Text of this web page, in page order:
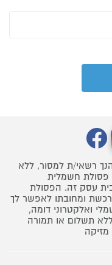
רשאי/ת למסור, ללא
חשמלית
עסק זה. הפסולת
ומחובתו לאפשר לך
ואלקטרוני דומה,
תשלום או תמורה